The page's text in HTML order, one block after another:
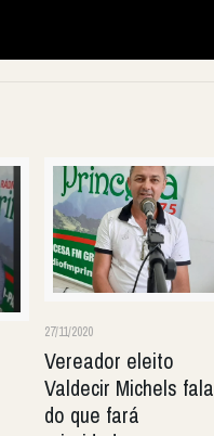
27/11/2020
Vereador eleito
Valdecir Michels fala
do que fará